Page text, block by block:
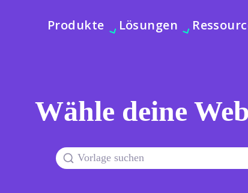
Produkte Lösungen
Wähle deine